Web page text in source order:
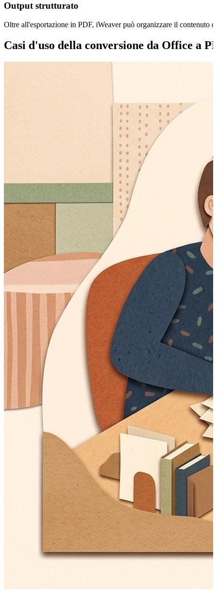
Output strutturato
Oltre all'esportazione in PDF, iWeaver può organizzare il contenuto
Casi d'uso della conversione da Office a